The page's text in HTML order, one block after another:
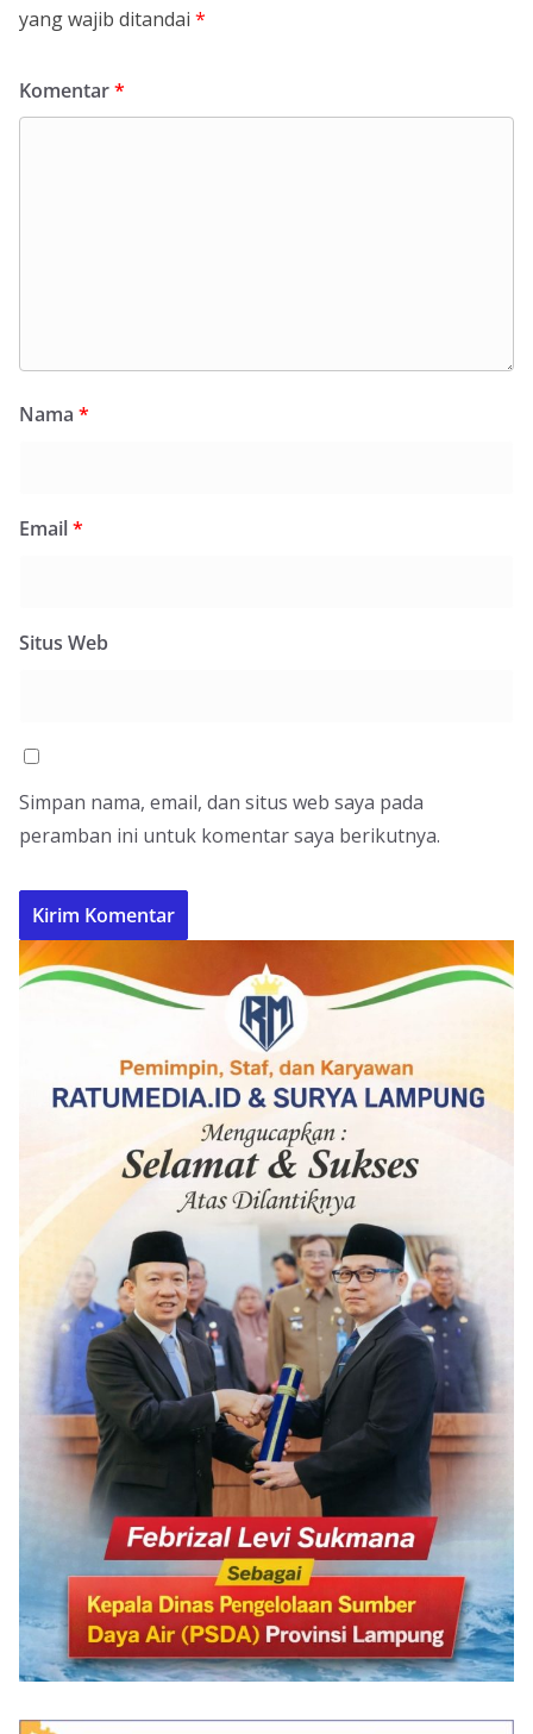
yang wajib ditandai *
Komentar*
Nama *
Email*
Situs Web
Simpan nama, email, dan situs web saya pada
peramban ini untuk komentar saya berikutnya.